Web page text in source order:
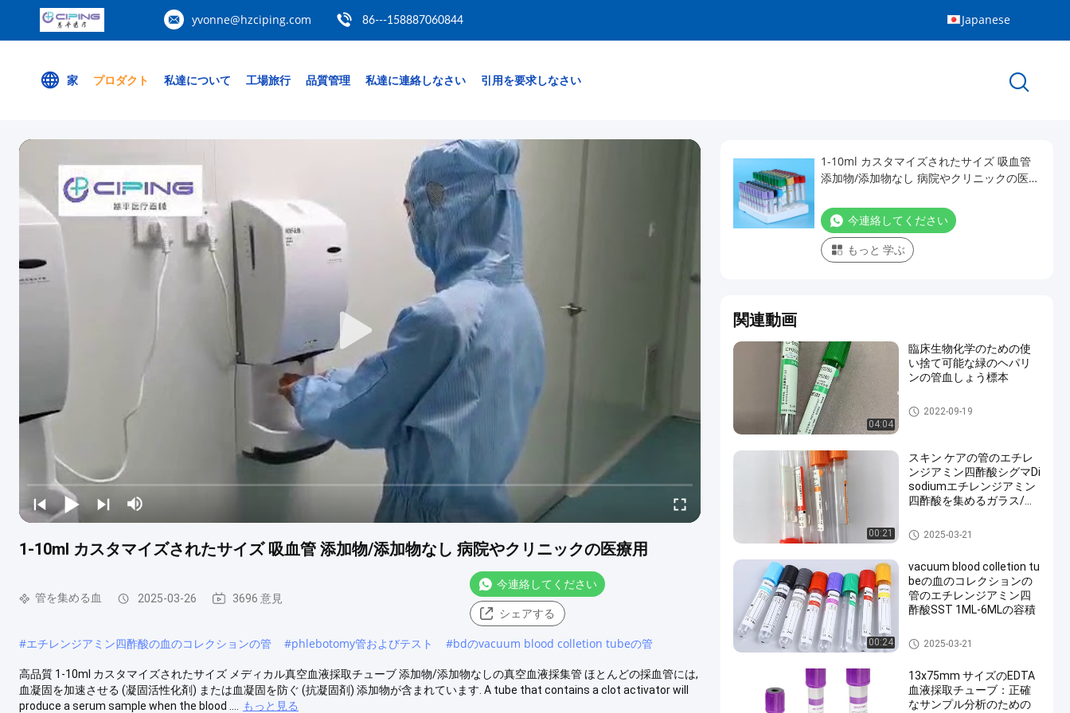
yvonne@hzciping.com 86---158887060844 Japanese
家 プロダクト 私達について 工場旅行 品質管理 私達に連絡しなさい 引用を要求しなさい
1-10ml カスタマイズされたサイズ 吸血管 添加物/添加物なし 病院やクリニックの医療用
管を集める血 2025-03-26 3696 意見
今連絡してください
シェアする
#エチレンジアミン四酢酸の血のコレクションの管 #phlebotomy管およびテスト #bdのvacuum blood colletion tubeの管
高品質 1-10ml カスタマイズされたサイズ メディカル真空血液採取チューブ 添加物/添加物なしの真空血液採集管 ほとんどの採血管には,
血凝固を加速させる (凝固活性化剤) または血凝固を防ぐ (抗凝固剤) 添加物が含まれています. A tube that contains a clot activator will
produce a serum sample when the blood ....
もっと見る
1-10ml カスタマイズされたサイズ 吸血管
添加物/添加物なし 病院やクリニックの医療
今連絡してください
もっと 学ぶ
関連動画
04:04
臨床生物化学のための使
い捨て可能な緑のヘパリ
ンの管血しょう標本
真空の血のコレクションの管
2022-09-19
00:21
スキン ケアの管のエチレ
ンジアミン四酢酸シグマDi
sodiumエチレンジアミン
四酢酸を集めるガラス/ペ
管を集める血
2025-03-21
00:24
vacuum blood colletion tu
beの血のコレクションの
管のエチレンジアミン四
酢酸SST 1ML-6MLの容積
管を集める血
2025-03-21
13x75mm サイズのEDTA
血液採取チューブ：正確
なサンプル分析のための